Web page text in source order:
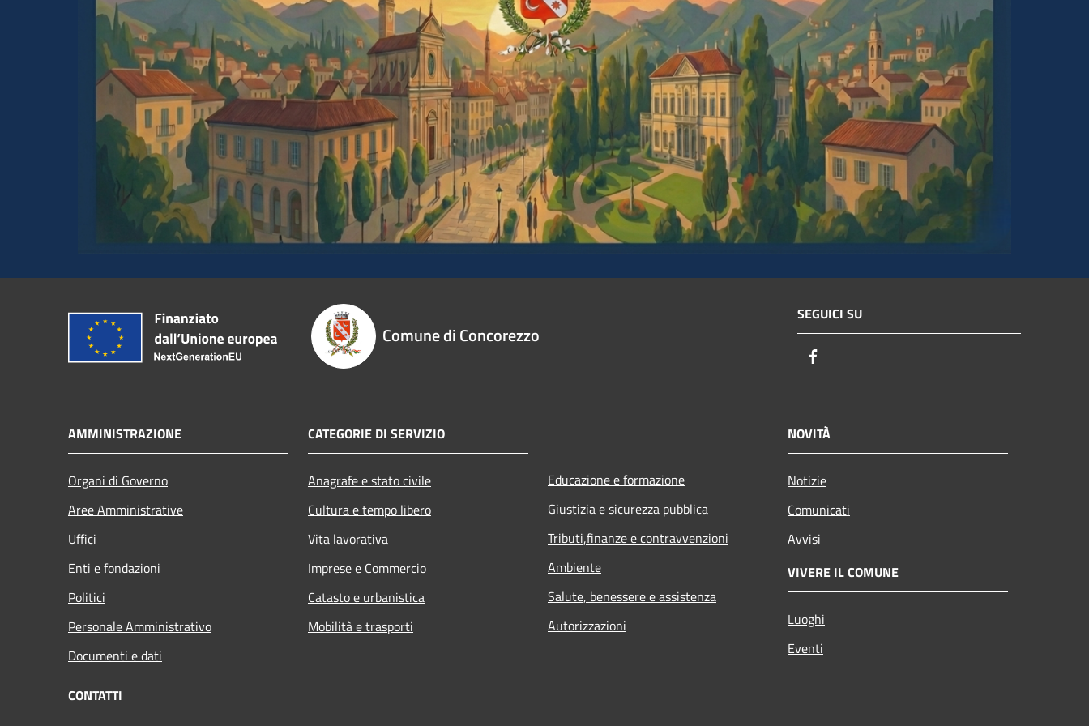
Comune di Concorezzo
SEGUICI SU
AMMINISTRAZIONE
Organi di Governo
Aree Amministrative
Uffici
Enti e fondazioni
Politici
Personale Amministrativo
Documenti e dati
CATEGORIE DI SERVIZIO
Anagrafe e stato civile
Cultura e tempo libero
Vita lavorativa
Imprese e Commercio
Catasto e urbanistica
Mobilità e trasporti
Educazione e formazione
Giustizia e sicurezza pubblica
Tributi,finanze e contravvenzioni
Ambiente
Salute, benessere e assistenza
Autorizzazioni
NOVITÀ
Notizie
Comunicati
Avvisi
VIVERE IL COMUNE
Luoghi
Eventi
CONTATTI